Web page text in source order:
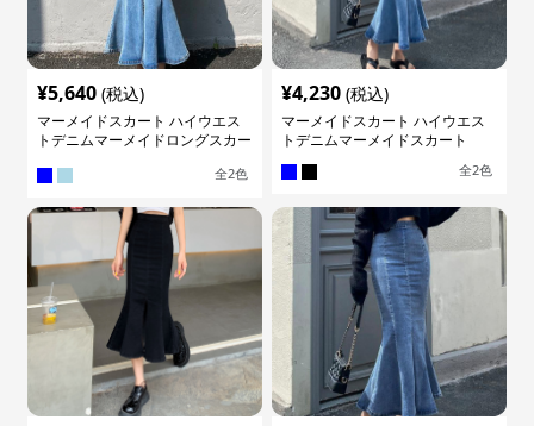
¥5,640 (税込)
マーメイドスカート ハイウエス
トデニムマーメイドロングスカー
全2色
¥4,230 (税込)
マーメイドスカート ハイウエス
トデニムマーメイドスカート
全2色